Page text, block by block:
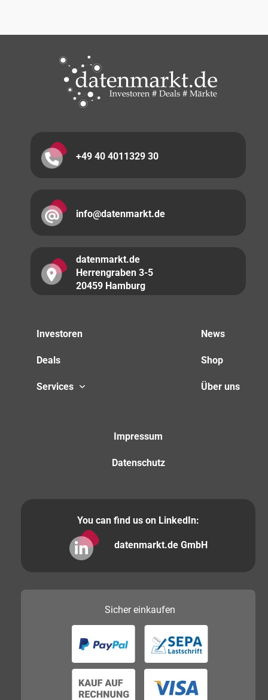
+49 40 4011329 30
info@datenmarkt.de
datenmarkt.de
Herrengraben 3-5
20459 Hamburg
Investoren
Deals
Services
News
Shop
Über uns
Impressum
Datenschutz
You can find us on LinkedIn:
datenmarkt.de GmbH
Sichereinkaufen